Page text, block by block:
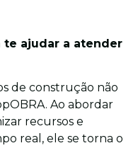
te ajudar a atender
de construção não
Ao abordar
recursos e
real, ele se torna o